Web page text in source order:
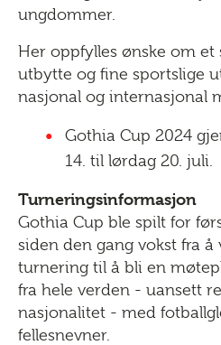
ungdommer.
Her oppfylles ønske om et
utbytte og fine sportslige
nasjonal og internasjonal
Gothia Cup 2024
14. til lørdag 20. juli.
Turneringsinformasjon
Gothia Cup ble spilt for
siden den gang vokst fra
turnering til å bli en
fra hele verden - uansett
nasjonalitet - med
fellesnevner.